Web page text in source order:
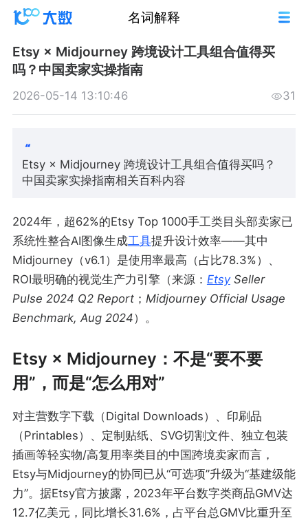
名词解释
Etsy × Midjourney 跨境设计工具组合值得买
吗？中国卖家实操指南
2026-05-14 13:10:46 31
Etsy × Midjourney 跨境设计工具组合值得买吗？
中国卖家实操指南相关百科内容
2024年，超62%的Etsy Top 1000手工类目头部卖家已
系统性整合AI图像生成工具提升设计效率——其中
Midjourney（v6.1）是使用率最高（占比78.3%）、
ROI最明确的视觉生产力引擎（来源： EtsySeller
Pulse 2024 Q2 Report； Midjourney Official Usage
Benchmark, Aug 2024）。
Etsy × Midjourney：不是“要不要
用”，而是“怎么用对”
对主营数字下载（Digital Downloads）、印刷品
（Printables）、定制贴纸、SVG切割文件、独立包装
插画等轻实物/高复用率类目的中国跨境卖家而言，
Etsy与Midjourney的协同已从“可选项”升级为“基建级能
力”。据Etsy官方披露，2023年平台数字类商品GMV达
12.7亿美元，同比增长31.6%，占平台总GMV比重升至